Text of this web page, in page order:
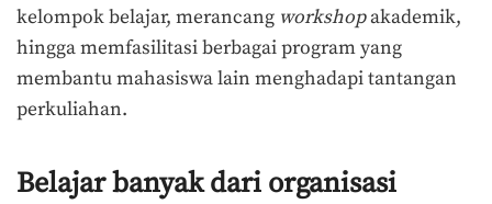
kelompok belajar, merancang workshopakademik,
hingga memfasilitasi berbagai program yang
membantu mahasiswa lain menghadapi tantangan
perkuliahan.
Belajar banyak dari organisasi